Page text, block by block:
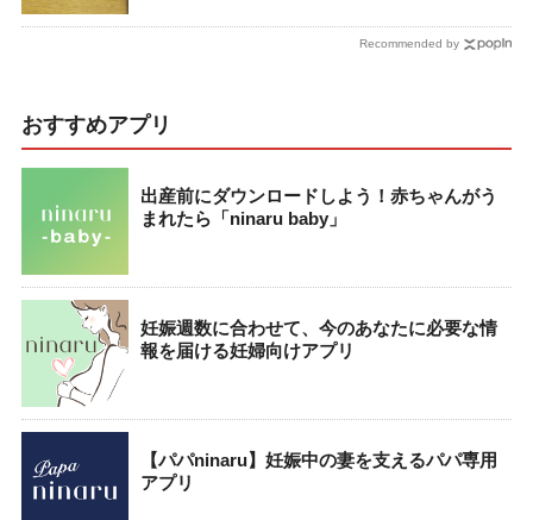
Recommended by
おすすめアプリ
出産前にダウンロードしよう！赤ちゃんがう
まれたら「ninaru baby」
妊娠週数に合わせて、今のあなたに必要な情
報を届ける妊婦向けアプリ
【パパninaru】妊娠中の妻を支えるパパ専用
アプリ